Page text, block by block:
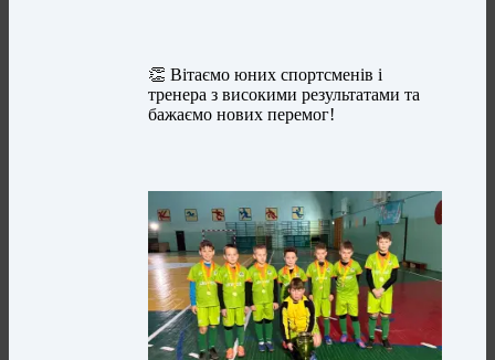
👏 Вітаємо юних спортсменів і
тренера з високими результатами та
бажаємо нових перемог!